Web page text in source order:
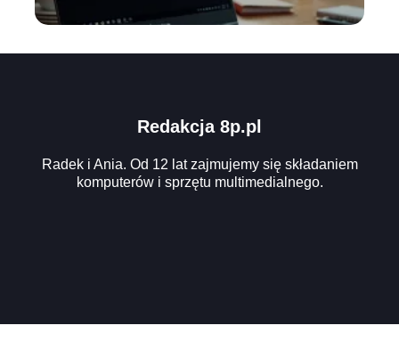
Redakcja 8p.pl
Radek i Ania. Od 12 lat zajmujemy się składaniem
komputerów i sprzętu multimedialnego.